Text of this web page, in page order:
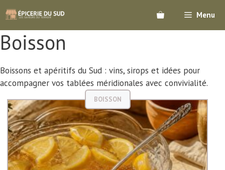
au
contenu
Menu
Boisson
Boissons et apéritifs du Sud : vins, sirops et idées pour
accompagner vos tablées méridionales avec convivialité.
BOISSON